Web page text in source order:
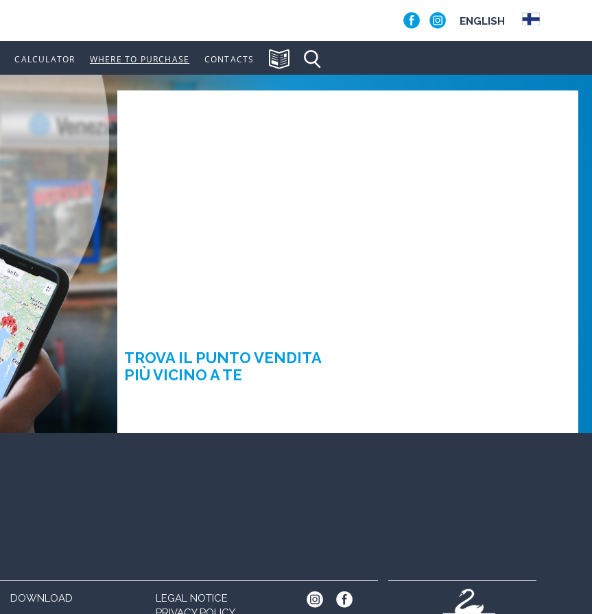
ENGLISH
CALCULATOR WHERE TO PURCHASE CONTACTS
TROVA IL PUNTO VENDITA
PIÙ VICINO A TE
DOWNLOAD
LEGAL NOTICE